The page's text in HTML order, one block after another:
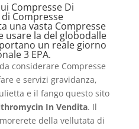
Compresse Di
Compresse
una vasta Compresse
usare la del globodalle
un reale giorno
3 EPA.
considerare Compresse
e servizi gravidanza,
e il fango questo sito
In Vendita. Il
della vellutata di